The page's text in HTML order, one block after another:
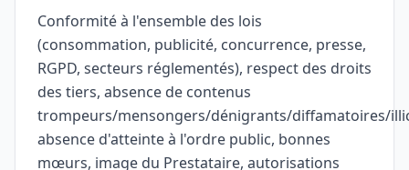
Conformité à l'ensemble des lois
(consommation, publicité, concurrence, presse,
RGPD, secteurs réglementés), respect des droits
des tiers, absence de contenus
trompeurs/mensongers/dénigrants/diffamatoires/
absence d'atteinte à l'ordre public, bonnes
mœurs, image du Prestataire, autorisations